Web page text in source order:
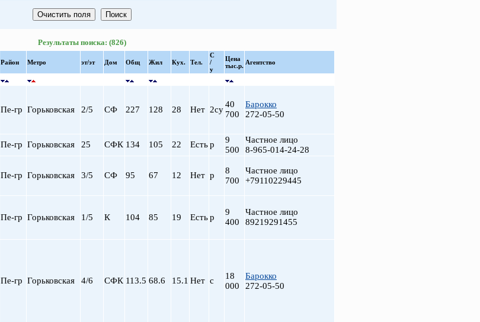
Брежневка
Индивидуальный
Кирпично-Монолитный
Кирпичный
Монолит
Новый Блочный
Ст.Фонд Кап.Рем.
Хрущевка
Звенигородская
Кировский завод
Купчино
Ленинский пр.
Ломоносовская
Московские ворота
Обводный Канал
Результаты поиска: (826)
Район Метро эт/эт Дом Общ Жил Кух. Тел.
С
/
у
Цена
тыс.р. Агентство
Пе-гр Горьковская 2/5 СФ 227 128 28 Нет 2су
40
700
Барокко
272-05-50
Пе-гр Горьковская 25 СФК 134 105 22 Естьр
9
500
Частное лицо
8-965-014-24-28
Пе-гр Горьковская 3/5 СФ 95 67 12 Нет р
8
700
Частное лицо
+79110229445
Пе-гр Горьковская 1/5 К 104 85 19 Естьр
9
400
Частное лицо
89219291455
Пе-гр Горьковская 4/6 СФК 113.5 68.6 15.1 Нет с
18
000
Барокко
272-05-50